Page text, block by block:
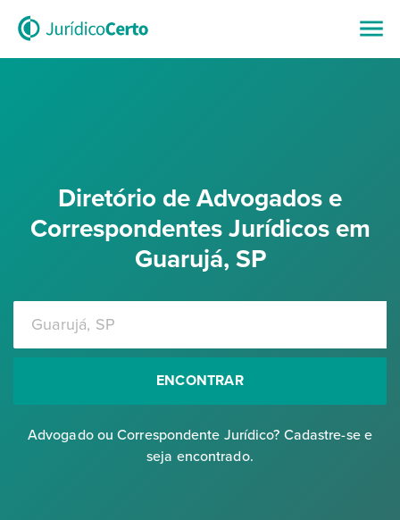
Diretório de Advogados e
Correspondentes Jurídicos em
Guarujá, SP
ENCONTRAR
Advogado ou Correspondente Jurídico? Cadastre-se e
seja encontrado.